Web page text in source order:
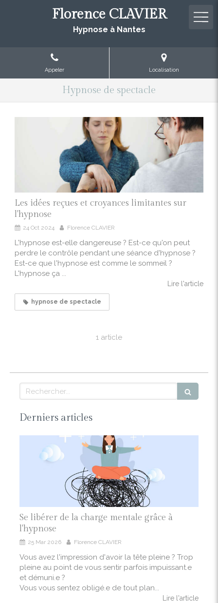
Florence CLAVIER
Hypnose à Nantes
Appeler Localisation
Hypnose de spectacle
Les idées reçues et croyances limitantes sur
l'hypnose
24 Oct 2024 Florence CLAVIER
L'hypnose est-elle dangereuse ? Est-ce qu'on peut
perdre le contrôle pendant une séance d'hypnose ?
Est-ce que l'hypnose est comme le sommeil ?
L'hypnose ça ...
Lire l'article
hypnose de spectacle
1 article
Rechercher
Derniers articles
Se libérer de la charge mentale grâce à
l'hypnose
25 Mar 2026 Florence CLAVIER
Vous avez l'impression d'avoir la tête pleine ? Trop
pleine au point de vous sentir parfois impuissant.e
et démuni.e ?
Vous vous sentez obligé.e de tout plan...
Lire l'article